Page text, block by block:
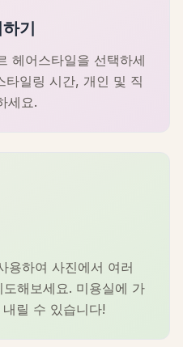
기
헤어스타일을 선택하세
타일링 시간, 개인 및 직
세요.
용하여 사진에서 여러
해보세요. 미용실에 가
릴 수 있습니다!